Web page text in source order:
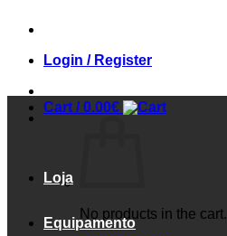
Login / Register
Cart /0.00€
No products in the cart.
Loja
Equipamento